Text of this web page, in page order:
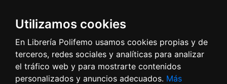
Utilizamos cookies
En Librería Polifemo usamos cookies propias y de
terceros, redes sociales y analíticas para analizar
el tráfico web y para mostrarte contenidos
personalizados y anuncios adecuados. Más